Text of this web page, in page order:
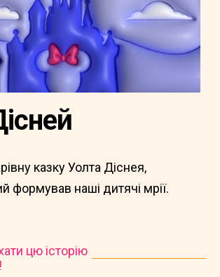
казку Уолта Діснея,
формував наші дитячі мрії.
цю історію